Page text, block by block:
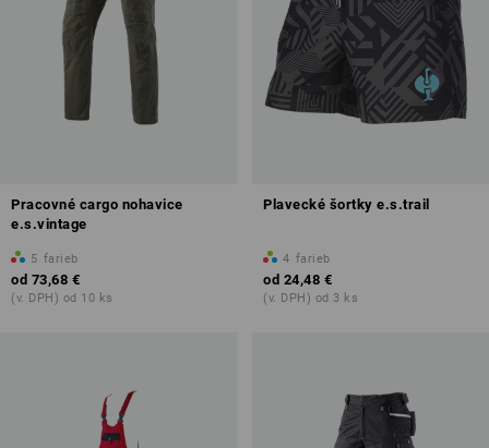
Pracovné cargo nohavice
e.s.vintage
5 farieb
od 73,68 €
(v. DPH) od 10 ks
Plavecké šortky e.s.trail
4 farieb
od 24,48 €
(v. DPH) od 3 ks